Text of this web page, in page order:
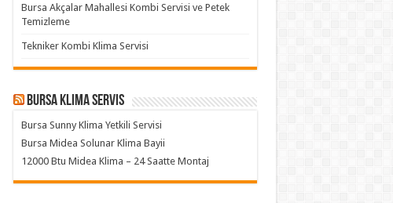
Bursa Akçalar Mahallesi Kombi Servisi ve Petek
Temizleme
Tekniker Kombi Klima Servisi
Bursa klima servis
Bursa Sunny Klima Yetkili Servisi
Bursa Midea Solunar Klima Bayii
12000 Btu Midea Klima – 24 Saatte Montaj